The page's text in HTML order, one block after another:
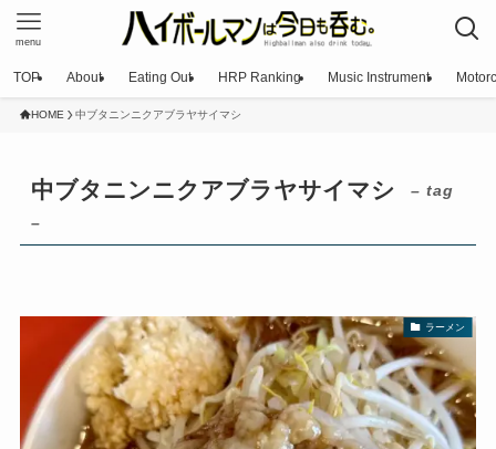
menu
TOP About Eating Out HRP Ranking Music Instrument
HOME 中ブタニンニクアブラヤサイマシ
中ブタニンニクアブラヤサイマシ
– tag
–
ラーメン